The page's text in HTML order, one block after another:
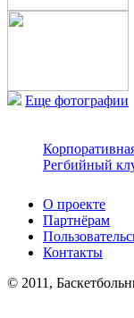
Еще фотографии
Регбийный
О проекте
Партнёрам
Контакты
© 2011,